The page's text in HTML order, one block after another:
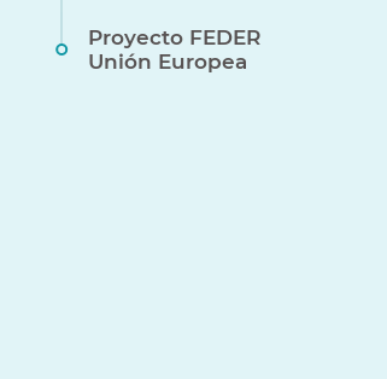
Proyecto FEDER
Unión Europea